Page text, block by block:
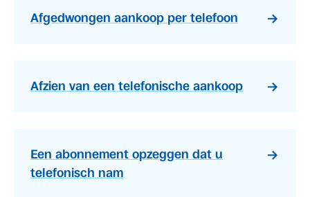
Afgedwongen aankoop per telefoon
Afzien van een telefonische aankoop
Een abonnement opzeggen dat u
telefonisch nam